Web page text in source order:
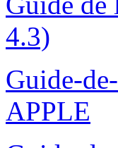
4.3)
Guide-
APPLE